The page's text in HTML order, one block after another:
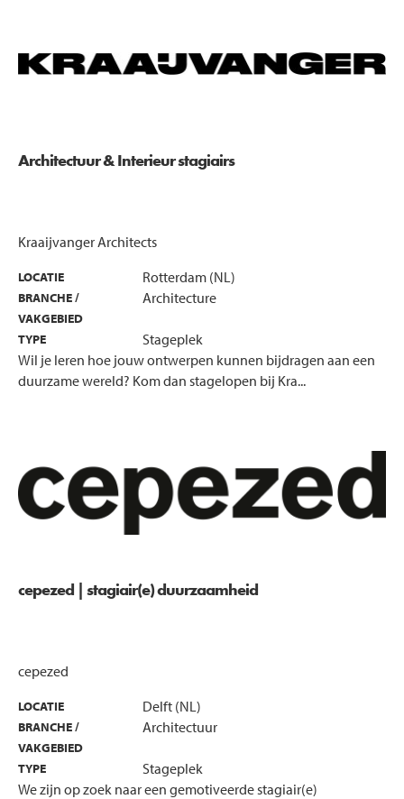
Architectuur & Interieur stagiairs
Kraaijvanger Architects
LOCATIE Rotterdam (NL)
BRANCHE /
VAKGEBIED
Architecture
TYPE
Stageplek
Wil je leren hoe jouw ontwerpen kunnen bijdragen aan een
duurzame wereld? Kom dan stagelopen bij Kra...
cepezed | stagiair(e) duurzaamheid
cepezed
LOCATIE Delft (NL)
BRANCHE /
VAKGEBIED
Architectuur
TYPE
Stageplek
We zijn op zoek naar een gemotiveerde stagiair(e)